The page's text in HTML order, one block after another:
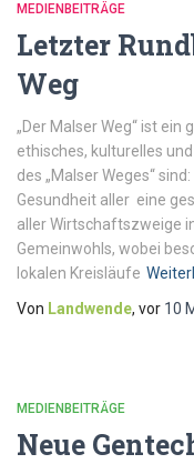
MEDIENBEITRÄGE
Letzter
Weg
„Der Malser Weg“ ist
ethisches, kulturelles
des „Malser Weges“
Gesundheit aller eine
aller Wirtschaftszweige
Gemeinwohls, wobei
lokalen Kreisläufe
Von Landwende, vor 10
MEDIENBEITRÄGE
Neue